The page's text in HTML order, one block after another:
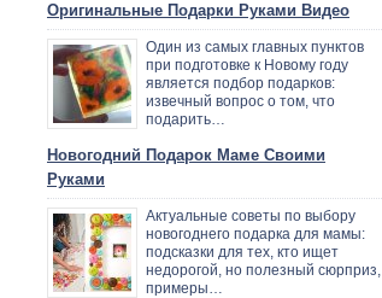
Оригинальные Подарки Руками Видео
Один из самых главных пунктов
при подготовке к Новому году
является подбор подарков:
извечный вопрос о том, что
подарить…
Новогодний Подарок Маме Своими
Руками
Актуальные советы по выбору
новогоднего подарка для мамы:
подсказки для тех, кто ищет
недорогой, но полезный сюрприз,
примеры…